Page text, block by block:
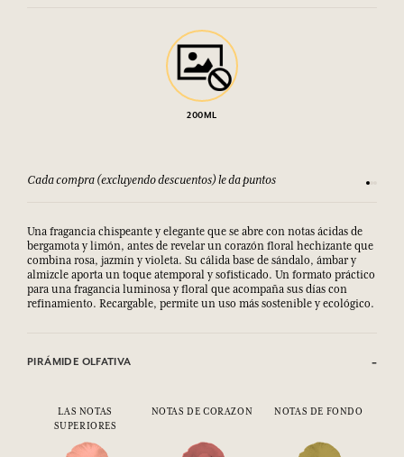
200ML
Cada compra (excluyendo descuentos) le da puntos
Una fragancia chispeante y elegante que se abre con notas ácidas de
bergamota y limón, antes de revelar un corazón floral hechizante que
combina rosa, jazmín y violeta. Su cálida base de sándalo, ámbar y
almizcle aporta un toque atemporal y sofisticado. Un formato práctico
para una fragancia luminosa y floral que acompaña sus días con
refinamiento. Recargable, permite un uso más sostenible y ecológico.
PIRÁMIDE OLFATIVA
LAS NOTAS
SUPERIORES
NOTAS DE CORAZON NOTAS DE FONDO